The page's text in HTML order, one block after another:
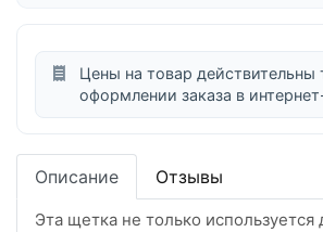
Цены на товар действительны
оформлении заказа в
Описание Отзывы
Эта щетка не только используется